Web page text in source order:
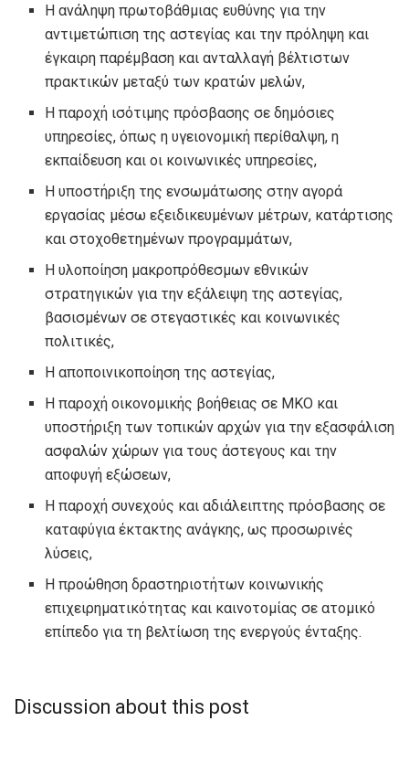
Η ανάληψη πρωτοβάθμιας ευθύνης για την
αντιμετώπιση της αστεγίας και την πρόληψη και
έγκαιρη παρέμβαση και ανταλλαγή βέλτιστων
πρακτικών μεταξύ των κρατών μελών,
Η παροχή ισότιμης πρόσβασης σε δημόσιες
υπηρεσίες, όπως η υγειονομική περίθαλψη, η
εκπαίδευση και οι κοινωνικές υπηρεσίες,
Η υποστήριξη της ενσωμάτωσης στην αγορά
εργασίας μέσω εξειδικευμένων μέτρων, κατάρτισης
και στοχοθετημένων προγραμμάτων,
Η υλοποίηση μακροπρόθεσμων εθνικών
στρατηγικών για την εξάλειψη της αστεγίας,
βασισμένων σε στεγαστικές και κοινωνικές
πολιτικές,
Η αποποινικοποίηση της αστεγίας,
Η παροχή οικονομικής βοήθειας σε ΜΚΟ και
υποστήριξη των τοπικών αρχών για την εξασφάλιση
ασφαλών χώρων για τους άστεγους και την
αποφυγή εξώσεων,
Η παροχή συνεχούς και αδιάλειπτης πρόσβασης σε
καταφύγια έκτακτης ανάγκης, ως προσωρινές
λύσεις,
Η προώθηση δραστηριοτήτων κοινωνικής
επιχειρηματικότητας και καινοτομίας σε ατομικό
επίπεδο για τη βελτίωση της ενεργούς ένταξης.
Discussion about this post